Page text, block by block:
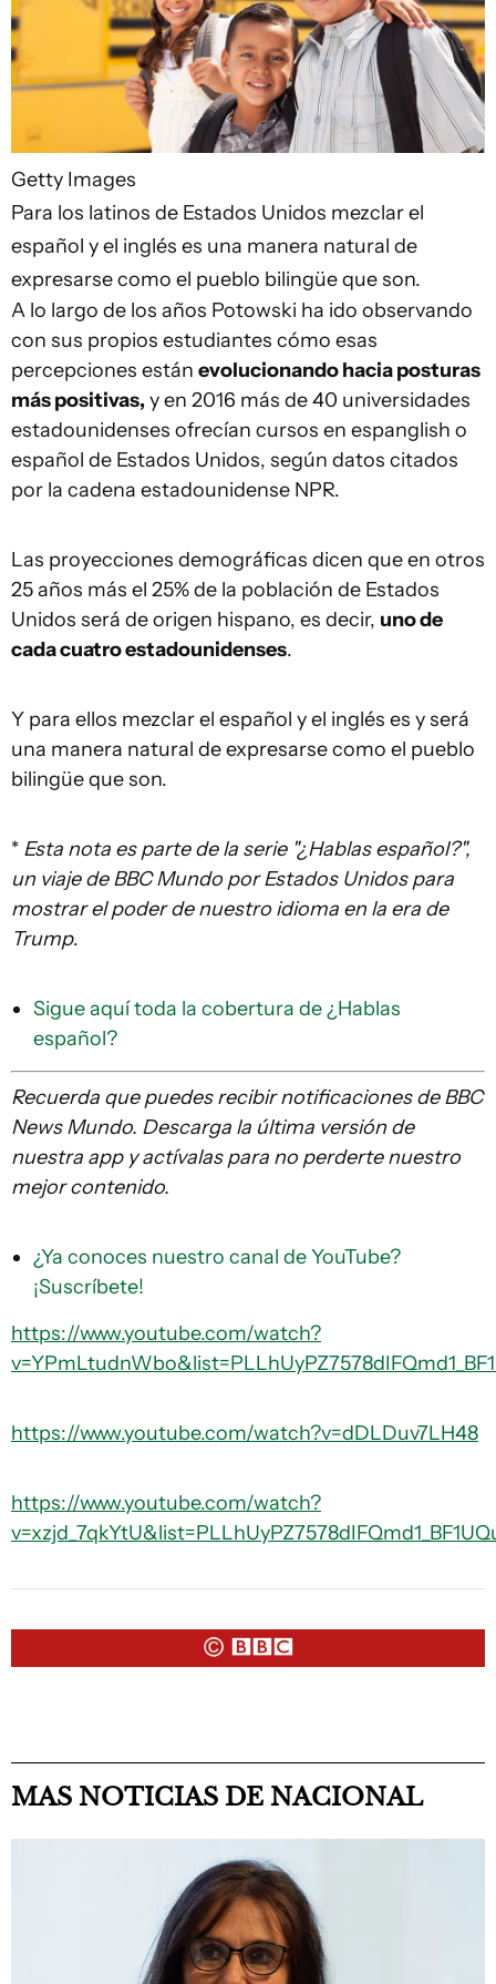
Getty Images
Para los latinos de Estados Unidos mezclar el
español y el inglés es una manera natural de
expresarse como el pueblo bilingüe que son.
A lo largo de los años Potowski ha ido observando
con sus propios estudiantes cómo esas
percepciones están evolucionando hacia posturas
más positivas, y en 2016 más de 40 universidades
estadounidenses ofrecían cursos en espanglish o
español de Estados Unidos, según datos citados
por la cadena estadounidense NPR.
Las proyecciones demográficas dicen que en otros
25 años más el 25% de la población de Estados
Unidos será de origen hispano, es decir, uno de
cada cuatro estadounidenses.
Y para ellos mezclar el español y el inglés es y será
una manera natural de expresarse como el pueblo
bilingüe que son.
* Esta nota es parte de la serie "¿Hablas español?",
un viaje de BBC Mundo por Estados Unidos para
mostrar el poder de nuestro idioma en la era de
Trump.
Sigue aquí toda la cobertura de ¿Hablas
español?
Recuerda que puedes recibir notificaciones de BBC
News Mundo. Descarga la última versión de
nuestra app y actívalas para no perderte nuestro
mejor contenido.
¿Ya conoces nuestro canal de YouTube?
¡Suscríbete!
https://www.youtube.com/watch?
https://www.youtube.com/watch?v=dDLDuv7LH48
https://www.youtube.com/watch?
MAS NOTICIAS DE NACIONAL